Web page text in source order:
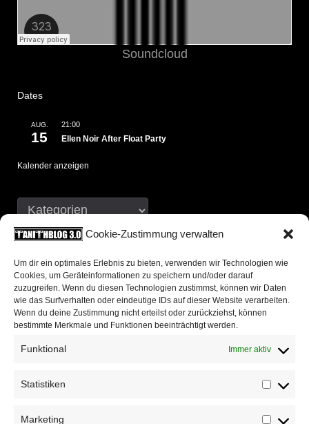
Cookie-Zustimmung verwalten
Um dir ein optimales Erlebnis zu bieten, verwenden wir Technologien wie
Cookies, um Geräteinformationen zu speichern und/oder darauf
zuzugreifen. Wenn du diesen Technologien zustimmst, können wir Daten
wie das Surfverhalten oder eindeutige IDs auf dieser Website verarbeiten.
Wenn du deine Zustimmung nicht erteilst oder zurückziehst, können
bestimmte Merkmale und Funktionen beeinträchtigt werden.
Funktional Immer aktiv
Statistiken
Marketing
Soundcloud
Dates
AUG.
15
21:00
Ellen Noir After Float Party
Kalender anzeigen
Neueste Kommentare
chriszu500 Words 13: Wann ist das eigentlich
passiert?
Mijk van Dijk